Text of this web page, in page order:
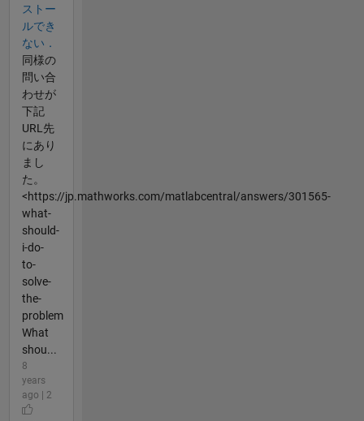
ストー
ルでき
ない．
同様の
問い合
わせが
下記
URL先
にあり
まし
た。
<https://jp.mathworks.com/matlabcentral/answers/301565-
what-
should-
i-do-
to-
solve-
the-
problem
What
shou...
8
years
ago | 2